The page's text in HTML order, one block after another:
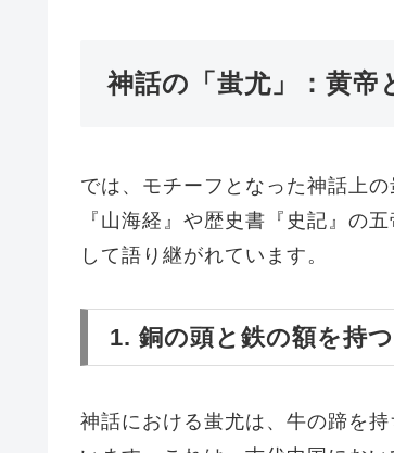
神話の「蚩尤」：黄帝
では、モチーフとなった神話上
『山海経』や歴史書『史記』の
して語り継がれています。
1. 銅の頭と鉄の額を持
神話における蚩尤は、牛の蹄を